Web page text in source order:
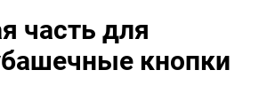
часть для
кнопки